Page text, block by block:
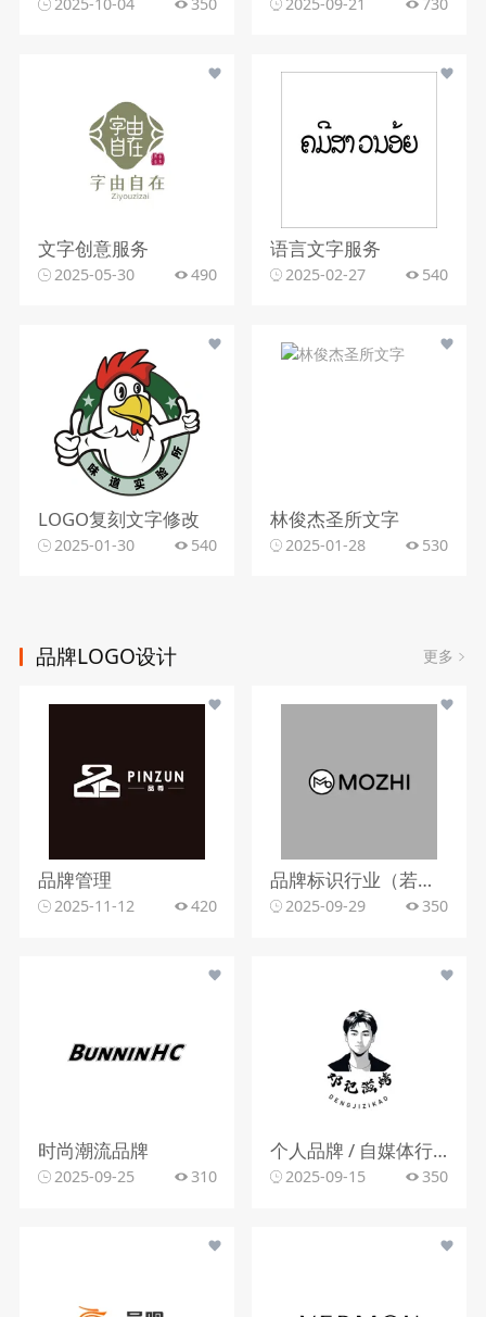
文字创意服务
2025-05-30 490
语言文字服务
2025-02-27 540
LOGO复刻文字修改
2025-01-30 540
林俊杰圣所文字
2025-01-28 530
品牌LOGO设计 更多
品牌管理
2025-11-12 420
品牌标识行业（若从标识设计角度）
2025-09-29 350
时尚潮流品牌
2025-09-25 310
个人品牌 / 自媒体行业
2025-09-15 350